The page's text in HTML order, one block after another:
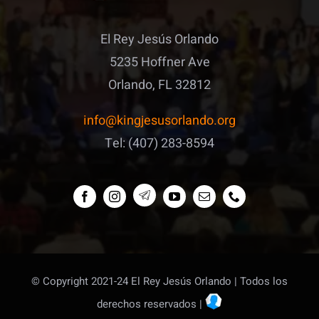
El Rey Jesús Orlando
5235 Hoffner Ave
Orlando, FL 32812
info@kingjesusorlando.org
Tel: (407) 283-8594
© Copyright 2021-24 El Rey Jesús Orlando | Todos los
derechos reservados |